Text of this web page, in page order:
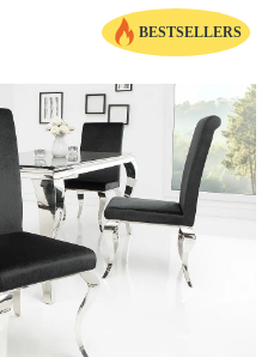
BESTSELLERS